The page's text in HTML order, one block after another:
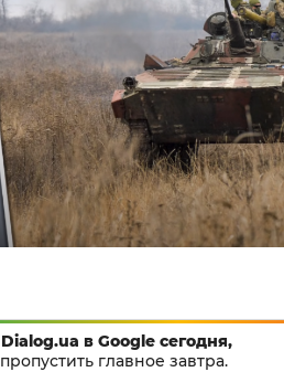
в Google сегодня,
главное завтра.